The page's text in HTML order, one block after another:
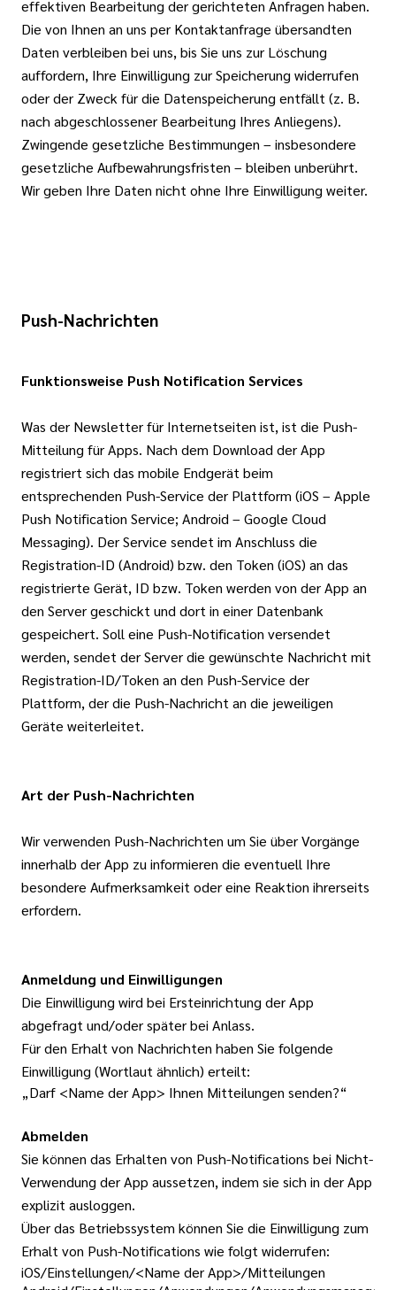
effektiven Bearbeitung der gerichteten Anfragen haben.
Die von Ihnen an uns per Kontaktanfrage übersandten
Daten verbleiben bei uns, bis Sie uns zur Löschung
auffordern, Ihre Einwilligung zur Speicherung widerrufen
oder der Zweck für die Datenspeicherung entfällt (z. B.
nach abgeschlossener Bearbeitung Ihres Anliegens).
Zwingende gesetzliche Bestimmungen – insbesondere
gesetzliche Aufbewahrungsfristen – bleiben unberührt.
Wir geben Ihre Daten nicht ohne Ihre Einwilligung weiter.
Push-Nachrichten
Funktionsweise Push Notification Services
Was der Newsletter für Internetseiten ist, ist die Push-
Mitteilung für Apps. Nach dem Download der App
registriert sich das mobile Endgerät beim
entsprechenden Push-Service der Plattform (iOS – Apple
Push Notification Service; Android – Google Cloud
Messaging). Der Service sendet im Anschluss die
Registration-ID (Android) bzw. den Token (iOS) an das
registrierte Gerät, ID bzw. Token werden von der App an
den Server geschickt und dort in einer Datenbank
gespeichert. Soll eine Push-Notification versendet
werden, sendet der Server die gewünschte Nachricht mit
Registration-ID/Token an den Push-Service der
Plattform, der die Push-Nachricht an die jeweiligen
Geräte weiterleitet.
Art der Push-Nachrichten
Wir verwenden Push-Nachrichten um Sie über Vorgänge
innerhalb der App zu informieren die eventuell Ihre
besondere Aufmerksamkeit oder eine Reaktion ihrerseits
erfordern.
Anmeldung und Einwilligungen
Die Einwilligung wird bei Ersteinrichtung der App
abgefragt und/oder später bei Anlass.
Für den Erhalt von Nachrichten haben Sie folgende
Einwilligung (Wortlaut ähnlich) erteilt:
„Darf <Name der App> Ihnen Mitteilungen senden?“
Abmelden
Sie können das Erhalten von Push-Notifications bei Nicht-
Verwendung der App aussetzen, indem sie sich in der App
explizit ausloggen.
Über das Betriebssystem können Sie die Einwilligung zum
Erhalt von Push-Notifications wie folgt widerrufen:
iOS/Einstellungen/<Name der App>/Mitteilungen